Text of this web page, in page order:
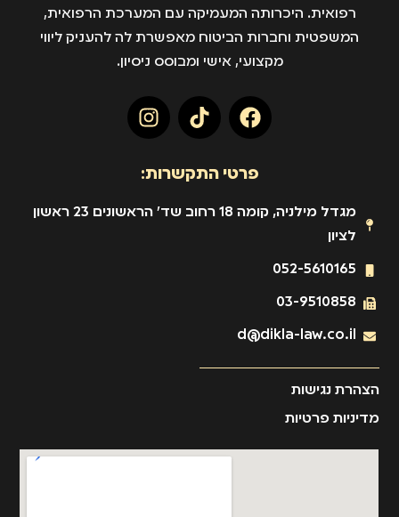
רפואית. היכרותה המעמיקה עם המערכת הרפואית,
המשפטית וחברות הביטוח מאפשרת לה להעניק ליווי
מקצועי, אישי ומבוסס ניסיון.
פרטי התקשרות:
מגדל מילניה, קומה 18 רחוב שד' הראשונים 23 ראשון
לציון
052-5610165
03-9510858
d@dikla-law.co.il
הצהרת נגישות
מדיניות פרטיות